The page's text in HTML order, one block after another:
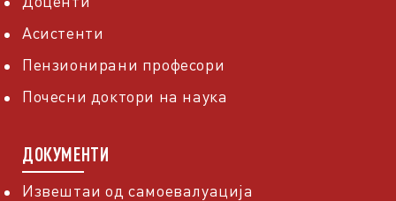
Асистенти
Пензионирани професори
Почесни доктори на наука
ДОКУМЕНТИ
Извештаи од самоевалуација